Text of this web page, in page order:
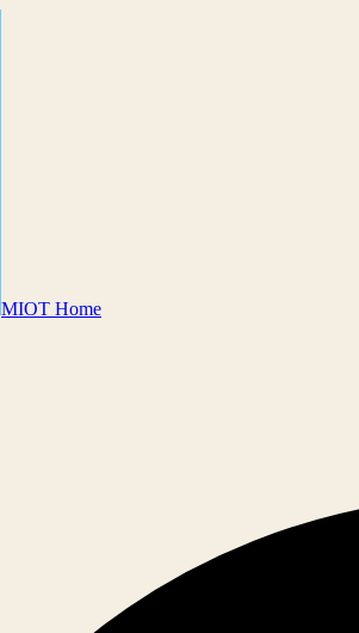
MIOT Home